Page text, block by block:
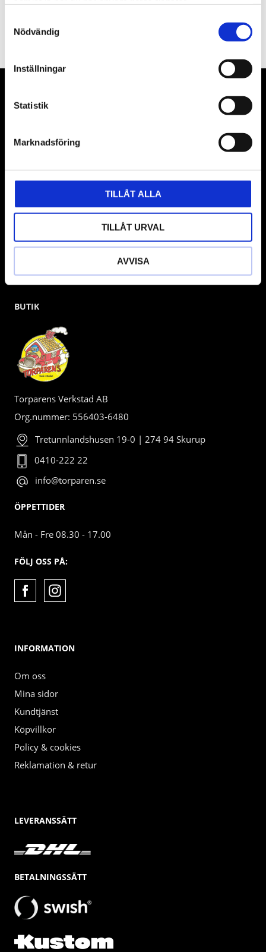
Nödvändig
Inställningar
Statistik
Marknadsföring
TILLÅT ALLA
TILLÅT URVAL
AVVISA
Dina personuppgifter behandlas i enlighet med vår integritetspolicy
& däckmaskiner och Master luftmaskiner. Kontakta oss
gärna om vad som helst då vi gör vårt yttersta för att hjälpa
kunden.
BUTIK
Torparens Verkstad AB
Org.nummer: 556403-6480
Tretunnlandshusen 19-0 | 274 94 Skurup
0410-222 22
info@torparen.se
ÖPPETTIDER
Mån - Fre 08.30 - 17.00
FÖLJ OSS PÅ:
INFORMATION
Om oss
Mina sidor
Kundtjänst
Köpvillkor
Policy & cookies
Reklamation & retur
LEVERANSSÄTT
BETALNINGSSÄTT